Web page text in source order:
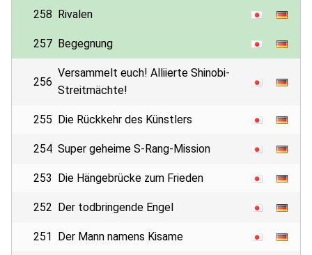
258 Rivalen
257 Begegnung
256
Versammelt euch! Alliierte Shinobi-
Streitmächte!
255 Die Rückkehr des Künstlers
254 Super geheime S-Rang-Mission
253 Die Hängebrücke zum Frieden
252 Der todbringende Engel
251 Der Mann namens Kisame